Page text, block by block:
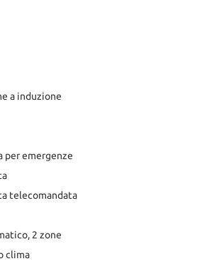
a induzione
per emergenze
telecomandata
2 zone
clima